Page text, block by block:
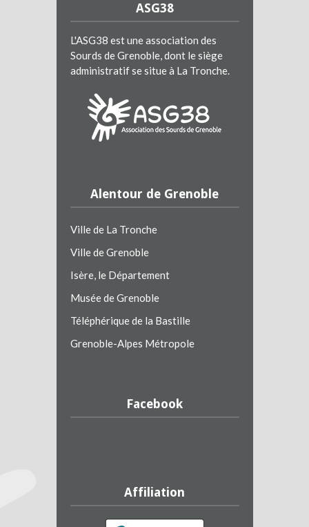
ASG38
L'ASG38 est une association des
Sourds de Grenoble, dont le siège
administratif se situe à La Tronche.
Alentour de Grenoble
Ville de La Tronche
Ville de Grenoble
Isère, le Département
Musée de Grenoble
Téléphérique de la Bastille
Grenoble-Alpes Métropole
Facebook
Affiliation